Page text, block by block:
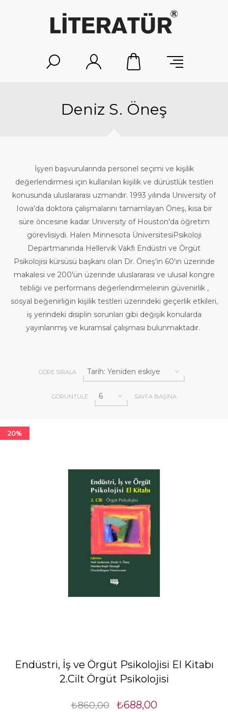
Deniz S. Öneş
İşyeri başvurularında personel seçimi ve kişilik
değerlendirmesi için kullanılan kişilik ve dürüstlük testleri
konusunda uluslararası uzmandır. 1993 yılında University of
Iowa'da doktora çalışmalarını tamamlayan Öneş, kısa bir
süre öncesine kadar University of Houston'da öğretim
görevlisiydi. Halen Minnesota ÜniversitesiPsikoloji
Departmanında Hellervik Vakfı Endüstri ve Örgüt
Psikolojisi kürsüsü başkanı olan Dr. Öneş'in 60'ın üzerinde
makalesi ve 200'ün üzerinde uluslararası ve ulusal kongre
tebliği ve performans değerlendirmeleinin güvenirlik ,
sosyal beğenirliğin kişilik testleri üzerindeki geçerlik etkileri,
iş yerindeki disiplin sorunları gibi değişik konularda
yayınlanmış ve kuramsal çalışması bulunmaktadır.
GÖRE SIRALA
GÖRÜNTÜLE SAYFA BAŞINA
20%
Endüstri, İş ve Örgüt Psikolojisi El Kitabı
2.Cilt Örgüt Psikolojisi
₺860,00 ₺688,00